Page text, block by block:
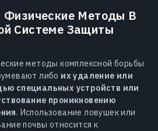
Физические Методы В
Системе Защиты
методы комплексной борьбы
либо их удаление или
специальных устройств или
проникновению
. Использование ловушек или
почвы относится к